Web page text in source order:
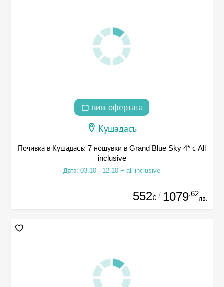
виж офертата
Кушадасъ
Почивка в Кушадасъ: 7 нощувки в Grand Blue Sky 4* с All
inclusive
Дата: 03.10 - 12.10 + all inclusive
552€ / 1079.62
лв.